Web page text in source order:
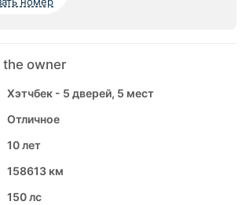
owner
Хэтчбек - 5 дверей, 5 мест
Отличное
10 лет
158613 км
150 лс